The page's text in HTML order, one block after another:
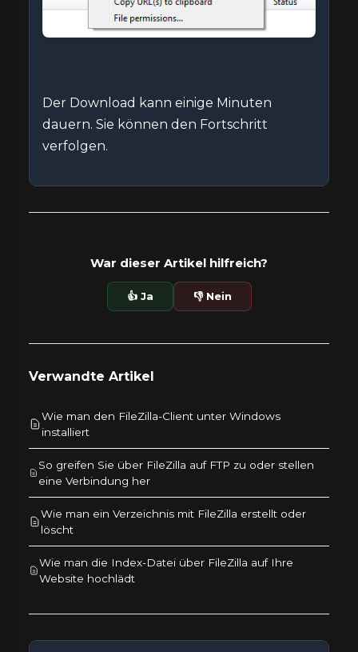
Der Download kann einige Minuten
dauern. Sie können den Fortschritt
verfolgen.
War dieser Artikel hilfreich?
👍 Ja 👎 Nein
Verwandte Artikel
Wie man den FileZilla-Client unter Windows
installiert
So greifen Sie über FileZilla auf FTP zu oder stellen
eine Verbindung her
Wie man ein Verzeichnis mit FileZilla erstellt oder
löscht
Wie man die Index-Datei über FileZilla auf Ihre
Website hochlädt